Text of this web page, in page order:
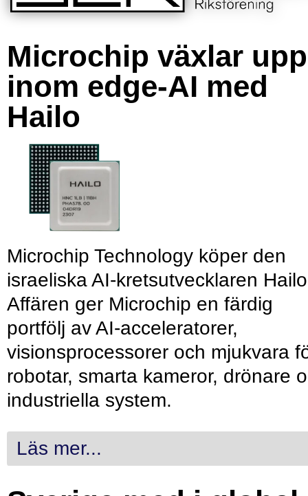
Microchip växlar upp
inom edge-AI med
Hailo
Microchip Technology köper den
israeliska AI-kretsutvecklaren
Affären ger Microchip en färdig
portfölj av AI-acceleratorer,
visionsprocessorer och mjukvara
robotar, smarta kameror, drönare
industriella system.
Läs mer...